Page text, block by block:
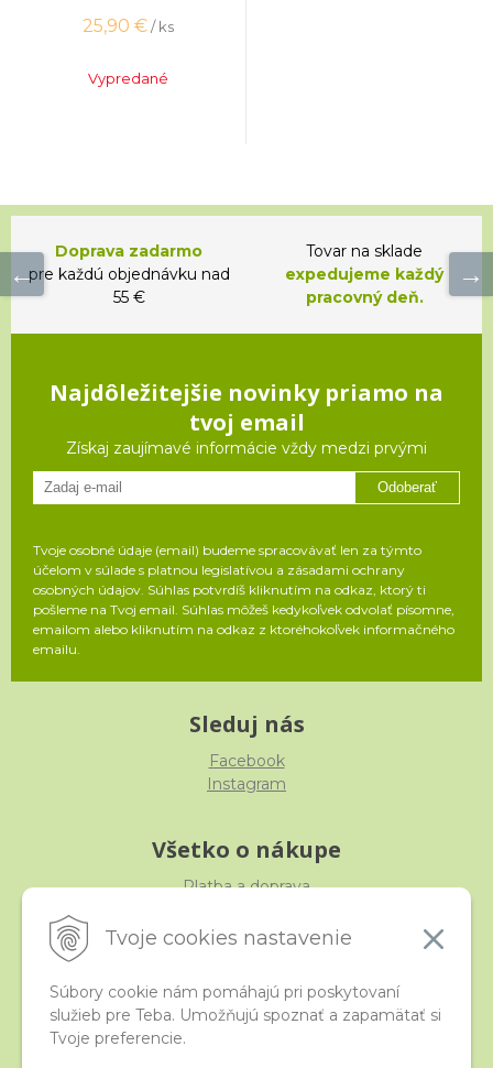
Tvoje cookies nastavenie
Súbory cookie nám pomáhajú pri poskytovaní
služieb pre Teba. Umožňujú spoznať a zapamätať si
Tvoje preferencie.
25,90 €/ ks
Vypredané
Doprava zadarmo
pre každú objednávku nad
55 €
Tovar na sklade
expedujeme každý
pracovný deň.
Najdôležitejšie novinky priamo na
tvoj email
Získaj zaujímavé informácie vždy medzi prvými
Odoberať
Tvoje osobné údaje (email) budeme spracovávať len za týmto
účelom v súlade s platnou legislatívou a zásadami ochrany
osobných údajov. Súhlas potvrdíš kliknutím na odkaz, ktorý ti
pošleme na Tvoj email. Súhlas môžeš kedykoľvek odvolať písomne,
emailom alebo kliknutím na odkaz z ktoréhokoľvek informačného
emailu.
Sleduj nás
Facebook
Instagram
Všetko o nákupe
Platba a doprava
Obchodné podmienky
iStraka